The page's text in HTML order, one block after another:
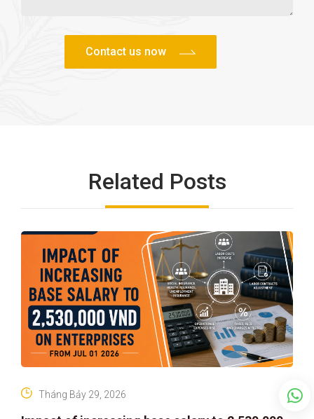
Related Posts
Tháng Bảy 29, 2026